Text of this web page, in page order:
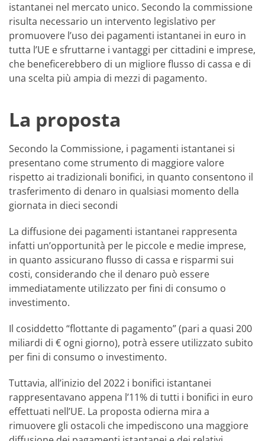
istantanei nel mercato unico. Secondo la commissione
risulta necessario un intervento legislativo per
promuovere l’uso dei pagamenti istantanei in euro in
tutta l’UE e sfruttarne i vantaggi per cittadini e imprese,
che beneficerebbero di un migliore flusso di cassa e di
una scelta più ampia di mezzi di pagamento.
La proposta
Secondo la Commissione, i pagamenti istantanei si
presentano come strumento di maggiore valore
rispetto ai tradizionali bonifici, in quanto consentono il
trasferimento di denaro in qualsiasi momento della
giornata in dieci secondi
La diffusione dei pagamenti istantanei rappresenta
infatti un’opportunità per le piccole e medie imprese,
in quanto assicurano flusso di cassa e risparmi sui
costi, considerando che il denaro può essere
immediatamente utilizzato per fini di consumo o
investimento.
Il cosiddetto “flottante di pagamento” (pari a quasi 200
miliardi di € ogni giorno), potrà essere utilizzato subito
per fini di consumo o investimento.
Tuttavia, all’inizio del 2022 i bonifici istantanei
rappresentavano appena l’11% di tutti i bonifici in euro
effettuati nell’UE. La proposta odierna mira a
rimuovere gli ostacoli che impediscono una maggiore